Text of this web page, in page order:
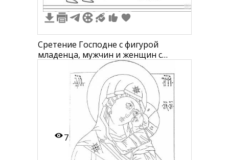
Сретение Господне с фигурой
младенца, мужчин и женщин с
нимбами в храме
7